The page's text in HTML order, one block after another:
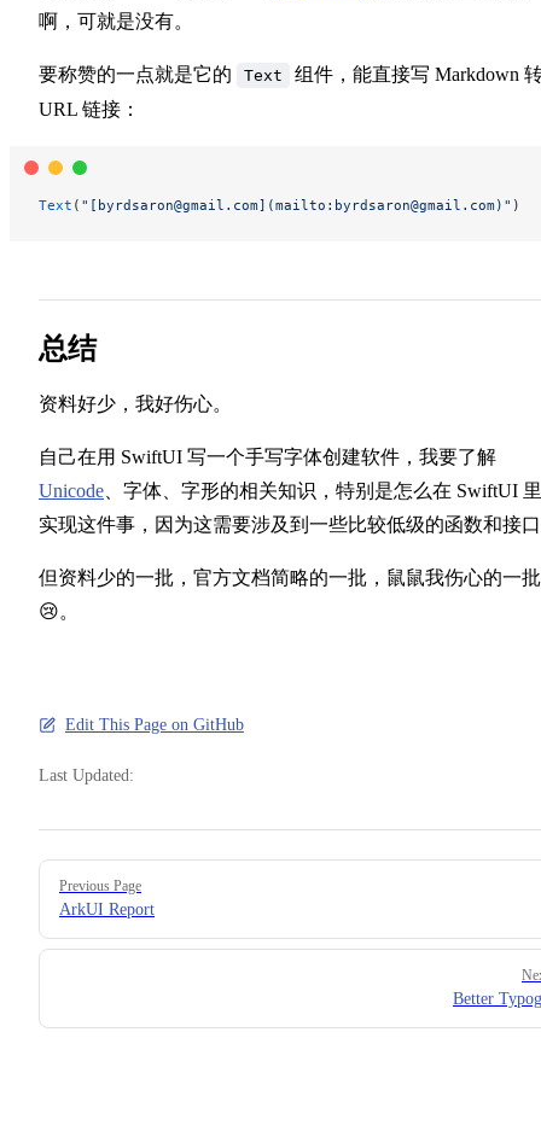
啊，可就是没有。
要称赞的一点就是它的 Text
组件，能直接写 Markdown
URL 链接：
Text ( "[byrdsaron@gmail.com](mailto:byrdsaron@gmail.com)" )
总结
资料好少，我好伤心。
自己在用 SwiftUI 写一个手写字体创建软件，我要了解
Unicode 、字体、字形的相关知识，特别是怎么在 SwiftUI 里
实现这件事，因为这需要涉及到一些比较低级的函数和接
但资料少的一批，官方文档简略的一批，鼠鼠我伤心的一批
😢。
Edit This Page on GitHub
Last Updated:
Pager
Previous Page
ArkUI Report
Better